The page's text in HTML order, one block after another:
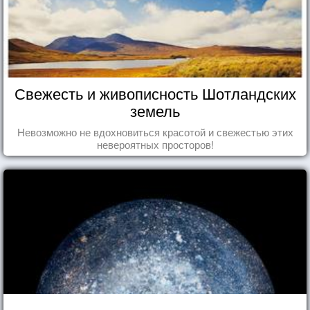
Свежесть и живописность Шотландских
земель
Невозможно не вдохновиться красотой и свежестью этих
невероятных просторов!